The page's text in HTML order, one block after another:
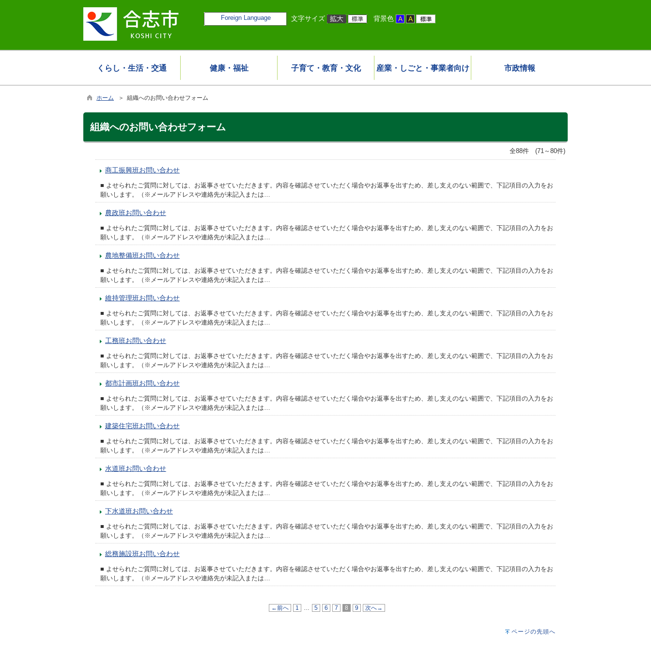
Foreign Language 文字サイズ 背景色
くらし・生活・交通 健康・福祉 子育て・教育・文化 産業・しごと・事業者向け 市政情報
ホーム ＞ 組織へのお問い合わせフォーム
組織へのお問い合わせフォーム
全88件 (71～80件)
商工振興班お問い合わせ
■ よせられたご質問に対しては、お返事させていただきます。内容を確認させていただく場合やお返事を出すため、差し支えのない範囲で、下記項目の入力をお
願いします。（※メールアドレスや連絡先が未記入または…
農政班お問い合わせ
■ よせられたご質問に対しては、お返事させていただきます。内容を確認させていただく場合やお返事を出すため、差し支えのない範囲で、下記項目の入力をお
願いします。（※メールアドレスや連絡先が未記入または…
農地整備班お問い合わせ
■ よせられたご質問に対しては、お返事させていただきます。内容を確認させていただく場合やお返事を出すため、差し支えのない範囲で、下記項目の入力をお
願いします。（※メールアドレスや連絡先が未記入または…
維持管理班お問い合わせ
■ よせられたご質問に対しては、お返事させていただきます。内容を確認させていただく場合やお返事を出すため、差し支えのない範囲で、下記項目の入力をお
願いします。（※メールアドレスや連絡先が未記入または…
工務班お問い合わせ
■ よせられたご質問に対しては、お返事させていただきます。内容を確認させていただく場合やお返事を出すため、差し支えのない範囲で、下記項目の入力をお
願いします。（※メールアドレスや連絡先が未記入または…
都市計画班お問い合わせ
■ よせられたご質問に対しては、お返事させていただきます。内容を確認させていただく場合やお返事を出すため、差し支えのない範囲で、下記項目の入力をお
願いします。（※メールアドレスや連絡先が未記入または…
建築住宅班お問い合わせ
■ よせられたご質問に対しては、お返事させていただきます。内容を確認させていただく場合やお返事を出すため、差し支えのない範囲で、下記項目の入力をお
願いします。（※メールアドレスや連絡先が未記入または…
水道班お問い合わせ
■ よせられたご質問に対しては、お返事させていただきます。内容を確認させていただく場合やお返事を出すため、差し支えのない範囲で、下記項目の入力をお
願いします。（※メールアドレスや連絡先が未記入または…
下水道班お問い合わせ
■ よせられたご質問に対しては、お返事させていただきます。内容を確認させていただく場合やお返事を出すため、差し支えのない範囲で、下記項目の入力をお
願いします。（※メールアドレスや連絡先が未記入または…
総務施設班お問い合わせ
■ よせられたご質問に対しては、お返事させていただきます。内容を確認させていただく場合やお返事を出すため、差し支えのない範囲で、下記項目の入力をお
願いします。（※メールアドレスや連絡先が未記入または…
←前へ 1 5 6 7 8 9 次へ→
ページの先頭へ